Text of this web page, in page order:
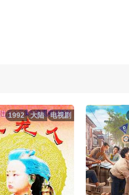
电视剧
大陆
1992